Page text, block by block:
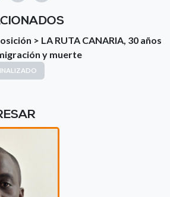
> LA RUTA CANARIA, 30 años
y muerte